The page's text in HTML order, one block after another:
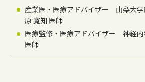
産業医・医療アドバイザー 山梨大
原 寛知 医師
医療監修・医療アドバイザー 神経
医師